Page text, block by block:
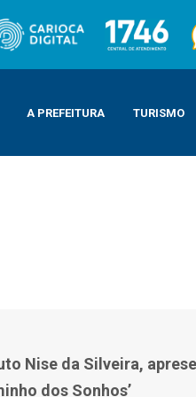
A PREFEITURA TURISMO
artística ‘No Caminho dos
Nise da Silveira,
dos Sonhos’